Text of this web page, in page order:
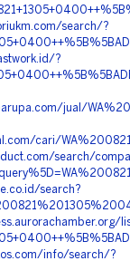
search/?
?
jual/
cari/
search/
search?
info/search/?